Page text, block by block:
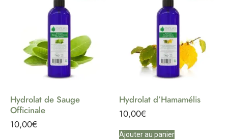
Hydrolat de Sauge
Officinale
10,00€
Hydrolat d’Hamamélis
10,00€
Ajouter au panier